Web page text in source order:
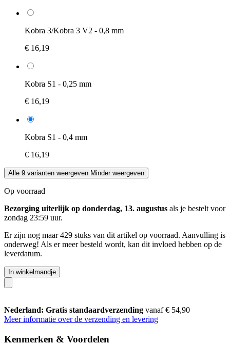
Kobra 3/Kobra 3 V2 - 0,8 mm
€ 16,19
Kobra S1 - 0,25 mm
€ 16,19
Kobra S1 - 0,4 mm
€ 16,19
Alle 9 varianten weergeven Minder weergeven
Op voorraad
Bezorging uiterlijk op donderdag, 13. augustus als je bestelt voor
zondag 23:59 uur.
Er zijn nog maar 429 stuks van dit artikel op voorraad. Aanvulling is
onderweg! Als er meer besteld wordt, kan dit invloed hebben op de
leverdatum.
In winkelmandje
Nederland: Gratis standaardverzending vanaf € 54,90
Meer informatie over de verzending en levering
Kenmerken & Voordelen